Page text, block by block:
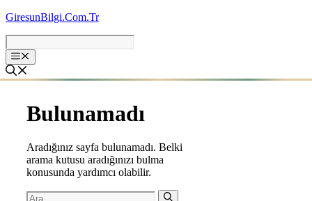
İçeriğe
GiresunBilgi.Com.Tr
Bulunamadı
Aradığınız sayfa bulunamadı. Belki
arama kutusu aradığınızı bulma
konusunda yardımcı olabilir.
için